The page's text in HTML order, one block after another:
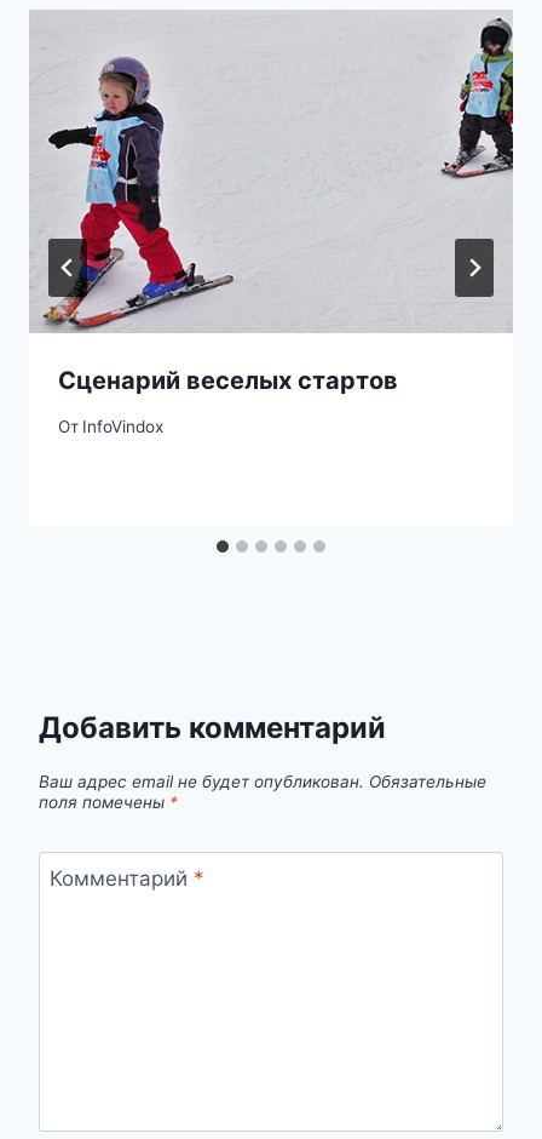
Сценарий веселых стартов
От InfoVindox
Добавить комментарий
Ваш адрес email не будет опубликован. Обязательные
поля помечены *
Комментарий *